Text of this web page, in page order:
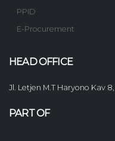
PPID
E-Procurement
HEAD OFFICE
Jl. Letjen M.T Haryono Kav
PART OF